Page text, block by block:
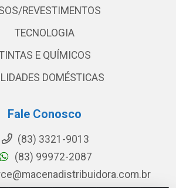
REVESTIMENTOS
TECNOLOGIA
E QUÍMICOS
DOMÉSTICAS
Fale Conosco
(83) 3321-9013
(83) 99972-2087